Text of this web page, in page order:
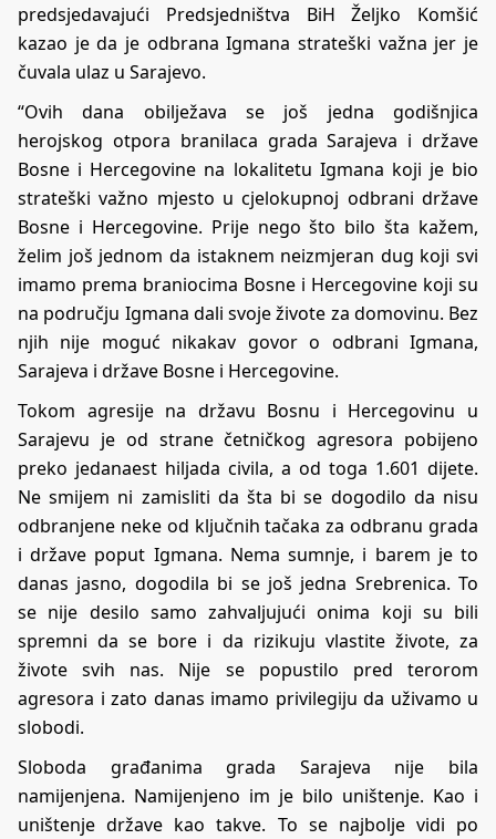
predsjedavajući Predsjedništva BiH Željko Komšić
kazao je da je odbrana Igmana strateški važna jer je
čuvala ulaz u Sarajevo.
“Ovih dana obilježava se još jedna godišnjica
herojskog otpora branilaca grada Sarajeva i države
Bosne i Hercegovine na lokalitetu Igmana koji je bio
strateški važno mjesto u cjelokupnoj odbrani države
Bosne i Hercegovine. Prije nego što bilo šta kažem,
želim još jednom da istaknem neizmjeran dug koji svi
imamo prema braniocima Bosne i Hercegovine koji su
na području Igmana dali svoje živote za domovinu. Bez
njih nije moguć nikakav govor o odbrani Igmana,
Sarajeva i države Bosne i Hercegovine.
Tokom agresije na državu Bosnu i Hercegovinu u
Sarajevu je od strane četničkog agresora pobijeno
preko jedanaest hiljada civila, a od toga 1.601 dijete.
Ne smijem ni zamisliti da šta bi se dogodilo da nisu
odbranjene neke od ključnih tačaka za odbranu grada
i države poput Igmana. Nema sumnje, i barem je to
danas jasno, dogodila bi se još jedna Srebrenica. To
se nije desilo samo zahvaljujući onima koji su bili
spremni da se bore i da rizikuju vlastite živote, za
živote svih nas. Nije se popustilo pred terorom
agresora i zato danas imamo privilegiju da uživamo u
slobodi.
Sloboda građanima grada Sarajeva nije bila
namijenjena. Namijenjeno im je bilo uništenje. Kao i
uništenje države kao takve. To se najbolje vidi po